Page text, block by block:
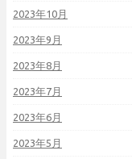
2023年10月
2023年9月
2023年8月
2023年7月
2023年6月
2023年5月